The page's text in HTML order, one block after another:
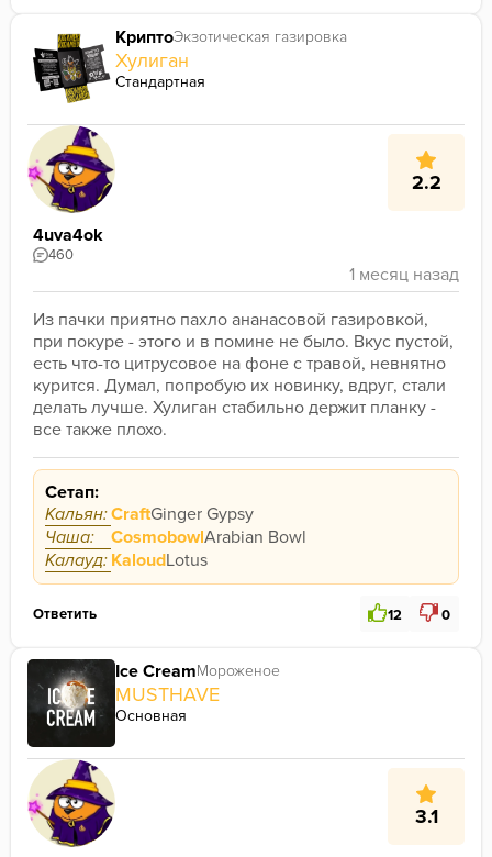
КриптоЭкзотическая газировка
Хулиган
Стандартная
2.2
4uva4ok
460
Из пачки приятно пахло ананасовой газировкой,
при покуре - этого и в помине не было. Вкус пустой,
есть что-то цитрусовое на фоне с травой, невнятно
курится. Думал, попробую их новинку, вдруг, стали
делать лучше. Хулиган стабильно держит планку -
все также плохо.
Сетап:
Кальян:CraftGinger Gypsy
Чаша:
CosmobowlArabian Bowl
Калауд: KaloudLotus
Ответить 12 0
Ice CreamМороженое
MUSTHAVE
Основная
3.1